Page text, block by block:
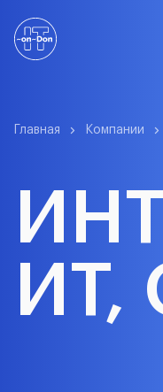
О
Главная Компании